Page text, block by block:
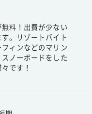
料！出費が少ない
。リゾートバイト
ィンなどのマリン
ノーボードをした
です！